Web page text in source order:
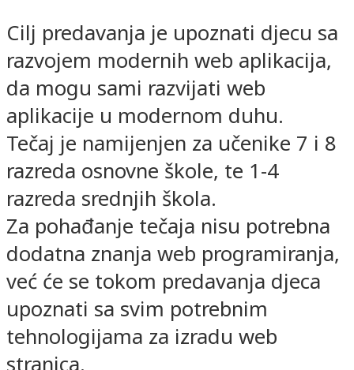
Cilj predavanja je upoznati djecu sa
razvojem modernih web aplikacija,
da mogu sami razvijati web
aplikacije u modernom duhu.
Tečaj je namijenjen za učenike 7 i 8
razreda osnovne škole, te 1-4
razreda srednjih škola.
Za pohađanje tečaja nisu potrebna
dodatna znanja web programiranja,
već će se tokom predavanja djeca
upoznati sa svim potrebnim
tehnologijama za izradu web
stranica.